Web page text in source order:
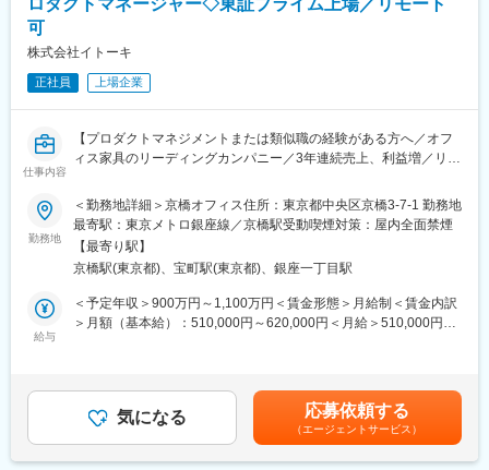
プライム上場乃村工藝社グループのため、基盤は安定しておりま
す。
ス、クリエイティブ（企画・デザイン）、エンジニアリング（制
作）といった機能別でチームが分かれており、プロジェクト毎に
それぞれがプロとしての役割を果たすために、機能別のチーム内
で積極的にノウハウの共有がなされ、ある時はチーム総力で知恵
を絞り合いプロジェクトに挑むこともあります。 個人及びチーム
の成果を讃える、表彰制度も設けており、それぞれが一流である
ことを追及し続け、そして社員同士がリスペクトし合って仕事を
しています！
・各種手当あり
役職手当／家族手当／住宅手当／通勤手当／単身赴任手当／単身
赴任帰宅手当／ライフプラン手当／在宅勤務手当／時間外手当な
ロダクトマネージャー◇東証プライム上場／リモート
可
株式会社イトーキ
正社員 上場企業
仕事内容
【プロダクトマネジメントまたは類似職の経験がある方へ／オフ
ィス家具のリーディングカンパニー／3年連続売上、利益増／リモ
■業務内容：
新規事業として、オフィス空間で生成されるさまざまなデータを
活用した新サービスの開発・展開を予定しており、IoT, AI技術な
どを用いたSaaSの開発責任者ポジションになります。
プロダクトの企画と開発をつなぎ、商用化に向けた顧客ニーズ検
証と要件整理をリードします。現状のプロジェクト課題を迅速に
■業務詳細：
・市場調査・顧客ニーズの検証・仮説構築の主導
・プロダクト要件（MVP・機能優先度）の再定義・仕様明確化
勤務地
＜勤務地詳細＞京橋オフィス住所：東京都中央区京橋3-7-1 勤務地
最寄駅：東京メトロ銀座線／京橋駅受動喫煙対策：屋内全面禁煙
【最寄り駅】
京橋駅(東京都)、宝町駅(東京都)、銀座一丁目駅
給与
＜予定年収＞900万円～1,100万円＜賃金形態＞月給制＜賃金内訳
＞月額（基本給）：510,000円～620,000円＜月給＞510,000円～
績年4ヶ月分賃金はあくまでも目安の金額であり、選考を通じて上
下する可能性があります。月給(月額)は固定手当を含めた表記で
す。
気になる 応募依頼する
（エージェントサービス）